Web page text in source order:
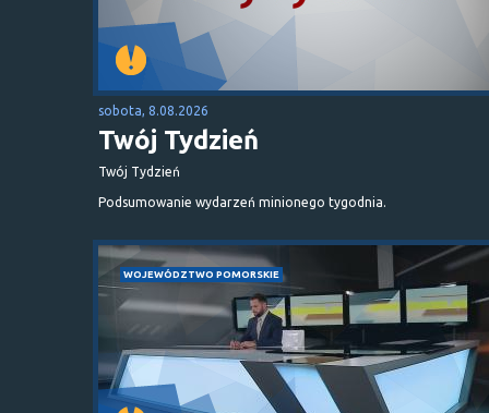
sobota, 8.08.2026
Twój Tydzień
Twój Tydzień
Podsumowanie wydarzeń minionego tygodnia.
WOJEWÓDZTWO POMORSKIE